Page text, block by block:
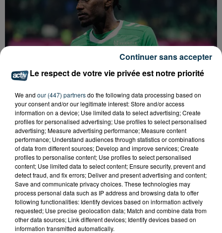
ASSE : UN COMMUNIQUÉ COMMUN POUR
DEMANDER LE DÉPART DE PIERRE EKWAH
Le respect de votre vie privée est notre priorité
We and our (447) partnersdo the following data processing based on
your consent and/or our legitimate interest: Store and/or access
information on a device; Use limited data to select advertising; Create
profiles for personalised advertising; Use profiles to select personalised
advertising; Measure advertising performance; Measure content
performance; Understand audiences through statistics or combinations
of data from different sources; Develop and improve services; Create
profiles to personalise content; Use profiles to select personalised
content; Use limited data to select content; Ensure security, prevent and
detect fraud, and fix errors; Deliver and present advertising and content;
Save and communicate privacy choices. These technologies may
process personal data such as IP address and browsing data to offer
following functionalities: Identify devices based on information actively
requested; Use precise geolocation data; Match and combine data from
other data sources; Link different devices; Identify devices based on
information transmitted automatically.
Continuer sans accepter